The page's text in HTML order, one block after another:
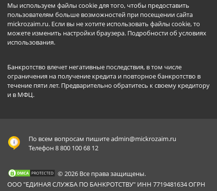
Мы используем файлы cookie для того, чтобы предоставить
пользователям больше возможностей при посещении сайта
mickrozaim.ru. Если вы не хотите использовать файлы cookie, то
можете изменить настройки браузера. Подробности об условиях
использования.
Банкротство влечет негативные последствия, в том числе
ограничения на получение кредита и повторное банкротство в
течение пяти лет. Предварительно обратитесь к своему кредитору
и в МФЦ.
По всем вопросам пишитеadmin@mickrozaim.ru
Телефон 8 800 100 68 12
© 2026 Все права защищены.
ООО "ЕДИНАЯ СЛУЖБА ПО БАНКРОТСТВУ" ИНН 7719481634 ОГРН